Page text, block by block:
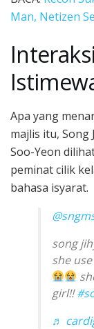
Man, Netizen
Apa yang
majlis itu, Song
Soo-Yeon
peminat cilik
bahasa isyarat.
song
she
girl!!
♬